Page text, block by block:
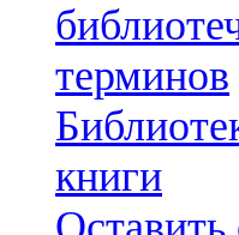
терминов
книги